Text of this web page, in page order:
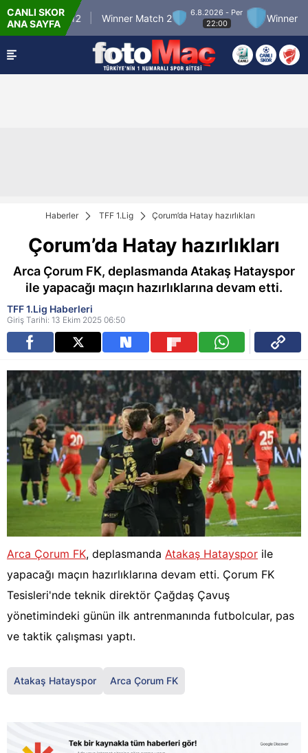
CANLI SKOR
ANA SAYFA
Match 12 Winner Match 2
6.8.2026 - Per
22:00
Winner
Haberler TFF 1.Lig Çorum’da Hatay hazırlıkları
Çorum’da Hatay hazırlıkları
Arca Çorum FK, deplasmanda Atakaş Hatayspor
ile yapacağı maçın hazırlıklarına devam etti.
TFF 1.Lig Haberleri
Giriş Tarihi: 13 Ekim 2025 06:50
Arca Çorum FK, deplasmanda Atakaş Hatayspor ile
yapacağı maçın hazırlıklarına devam etti. Çorum FK
Tesisleri'nde teknik direktör Çağdaş Çavuş
yönetimindeki günün ilk antrenmanında futbolcular, pas
ve taktik çalışması yaptı.
Atakaş Hatayspor Arca Çorum FK